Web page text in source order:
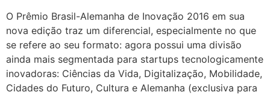
O Prêmio Brasil-Alemanha de Inovação 2016 em sua
nova edição traz um diferencial, especialmente no que
se refere ao seu formato: agora possui uma divisão
ainda mais segmentada para startups tecnologicamente
inovadoras: Ciências da Vida, Digitalização, Mobilidade,
Cidades do Futuro, Cultura e Alemanha (exclusiva para